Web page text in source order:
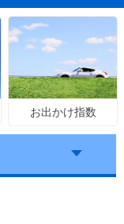
お出かけ指数